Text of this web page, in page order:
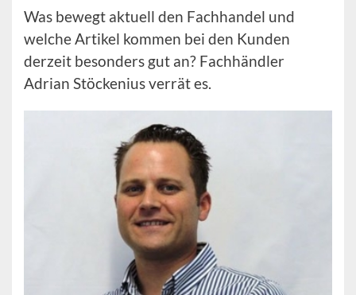
Was bewegt aktuell den Fachhandel und
welche Artikel kommen bei den Kunden
derzeit besonders gut an? Fachhändler
Adrian Stöckenius verrät es.